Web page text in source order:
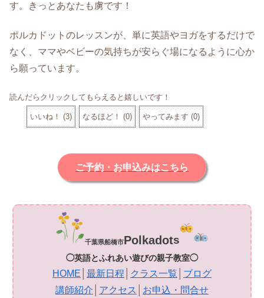
す。きっとあなたも虜です！
ポルカドットのレッスンが、単に英語やヨガをするだけで
なく、ママやベビーの気持ちが安らぐ場になるように心か
ら願っています。
読んだらクリックしてもらえると嬉しいです！
いいね！ (3) なるほど！ (0) やってみます (0)
ご予約・お申込みはこちら
千葉県船橋市Polkadots
◯英語とふれあい遊びの親子教室◯
HOME 最新日程 クラス一覧
ブログ
講師紹介
アクセス
お申込・問合せ